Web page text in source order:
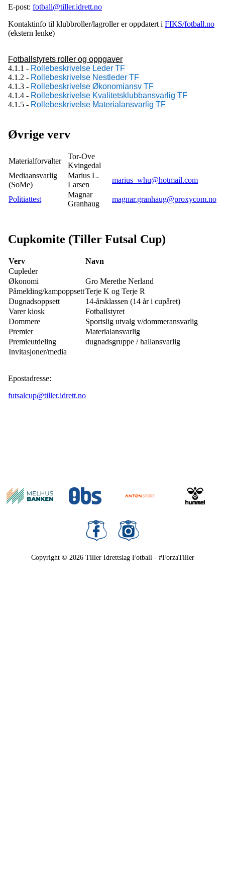
E-post: fotball@tiller.idrett.no
Kontaktinfo til klubbroller/lagroller er oppdatert i FIKS/fotball.no
(ekstern lenke)
Fotballstyrets roller og oppgaver
4.1.1 - Rollebeskrivelse Leder TF
4.1.2 - Rollebeskrivelse Nestleder TF
4.1.3 - Rollebeskrivelse Økonomiansv TF
4.1.4 - Rollebeskrivelse Kvalitetsklubbansvarlig TF
4.1.5 - Rollebeskrivelse Materialansvarlig TF
Øvrige verv
Materialforvalter
Tor-Ove
Kvingedal
Mediaansvarlig
(SoMe)
Marius L.
Larsen
marius_whu@hotmail.com
Politiattest
Magnar
Granhaug
magnar.granhaug@proxycom.no
Cupkomite (Tiller Futsal Cup)
Verv
Navn
Cupleder
Økonomi
Gro Merethe Nerland
Påmelding/kampoppsettTerje K og Terje R
Dugnadsoppsett
14-årsklassen (14 år i cupåret)
Varer kiosk
Fotballstyret
Dommere
Sportslig utvalg v/dommeransvarlig
Premier
Materialansvarlig
Premieutdeling
dugnadsgruppe / hallansvarlig
Invitasjoner/media
Epostadresse:
futsalcup@tiller.idrett.no
Copyright © 2026 Tiller Idrettslag Fotball - #ForzaTiller